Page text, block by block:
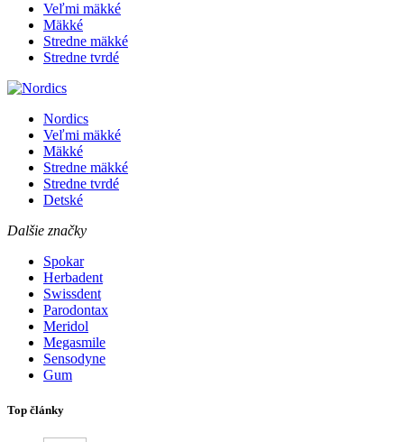
Veľmi mäkké
Mäkké
Stredne mäkké
Stredne tvrdé
Nordics
Veľmi mäkké
Mäkké
Stredne mäkké
Stredne tvrdé
Detské
Dalšie značky
Spokar
Herbadent
Swissdent
Parodontax
Meridol
Megasmile
Sensodyne
Gum
Top články